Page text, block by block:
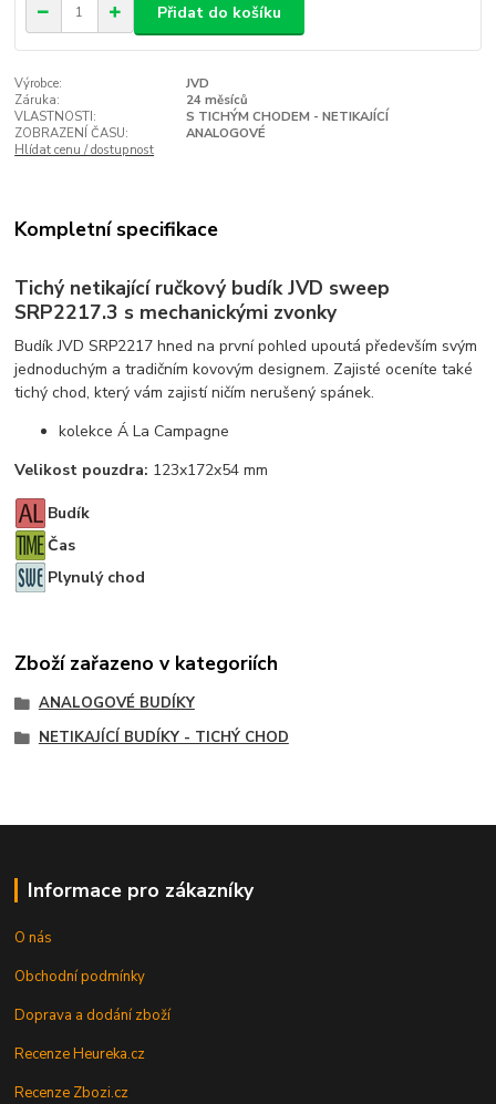
Přidat do košíku
Výrobce:
JVD
Záruka:
24 měsíců
VLASTNOSTI:
S TICHÝM CHODEM - NETIKAJÍCÍ
ZOBRAZENÍ ČASU:
ANALOGOVÉ
Hlídat cenu / dostupnost
Kompletní specifikace
Tichý netikající ručkový budík JVD sweep
SRP2217.3 s mechanickými zvonky
Budík JVD SRP2217 hned na první pohled upoutá především svým
jednoduchým a tradičním kovovým designem. Zajisté oceníte také
tichý chod, který vám zajistí ničím nerušený spánek.
kolekce Á La Campagne
Velikost pouzdra: 123x172x54 mm
Budík
Čas
Plynulý chod
Zboží zařazeno v kategoriích
ANALOGOVÉ BUDÍKY
NETIKAJÍCÍ BUDÍKY - TICHÝ CHOD
Informace pro zákazníky
O nás
Obchodní podmínky
Doprava a dodání zboží
Recenze Heureka.cz
Recenze Zbozi.cz